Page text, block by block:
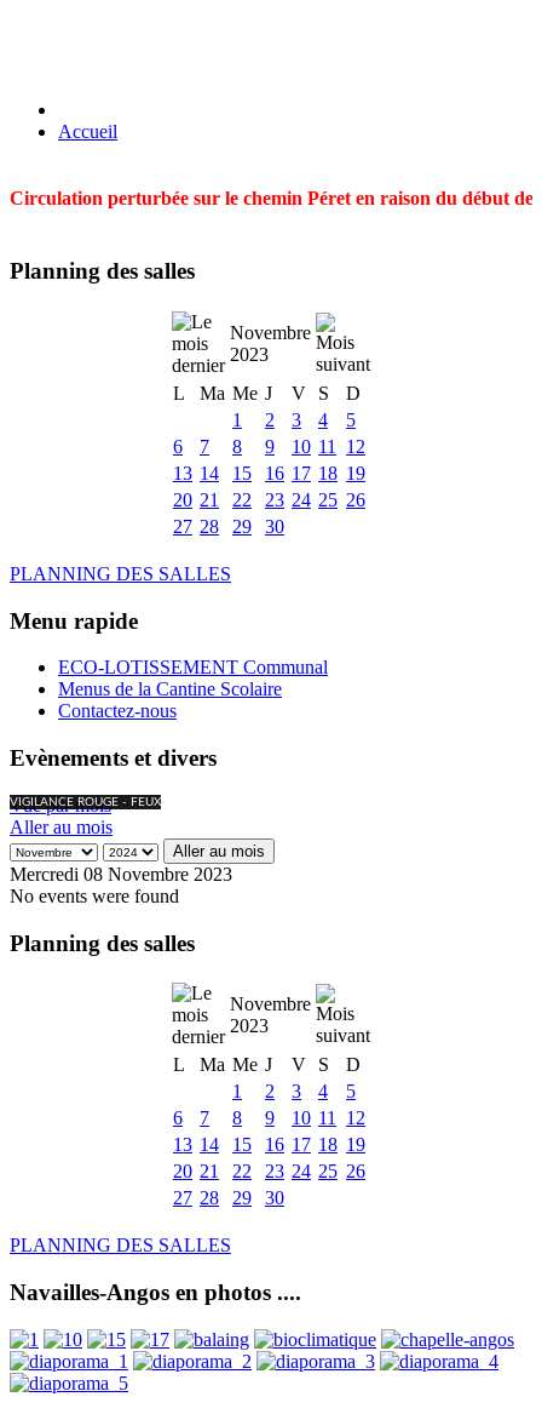
Accueil
Circulation perturbée sur le chemin Péret en raison du début
Planning des salles
Novembre
2023
L
Ma Me J V S
D
1
2 3 4
5
6
7 8 9 10 11
12
13 14 15 16 17 18 19
20 21 22 23 24 25 26
27 28 29 30
PLANNING DES SALLES
Menu rapide
ECO-LOTISSEMENT Communal
Menus de la Cantine Scolaire
Contactez-nous
Evènements et divers
VIGILANCE ROUGE - FEUX
Vue par mois
Aller au mois
Aller au mois
Mercredi 08 Novembre 2023
No events were found
Planning des salles
Novembre
2023
L
Ma Me J V S
D
1
2 3 4
5
6
7 8 9 10 11
12
13 14 15 16 17 18 19
20 21 22 23 24 25 26
27 28 29 30
PLANNING DES SALLES
Navailles-Angos en photos ....